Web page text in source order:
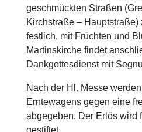
geschmückten Straßen
Kirchstraße – Hauptstraße)
festlich, mit Früchten und
Martinskirche findet
Dankgottesdienst mit
Nach der Hl. Messe
Erntewagens gegen eine
abgegeben. Der Erlös wird
gestiftet.